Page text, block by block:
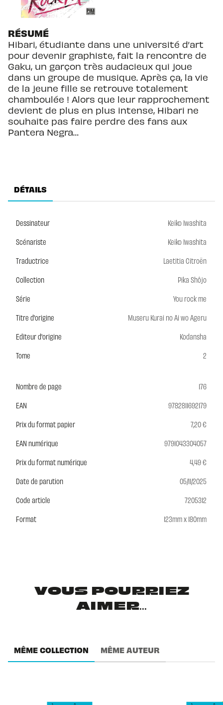
RÉSUMÉ
Hibari, étudiante dans une université d’art
pour devenir graphiste, fait la rencontre de
Gaku, un garçon très audacieux qui joue
dans un groupe de musique. Après ça, la vie
de la jeune fille se retrouve totalement
chamboulée ! Alors que leur rapprochement
devient de plus en plus intense, Hibari ne
souhaite pas faire perdre des fans aux
Pantera Negra…
DÉTAILS
Dessinateur
Keiko Iwashita
Scénariste
Keiko Iwashita
Traductrice
Laetitia Citroën
Collection
Pika Shôjo
Série
You rock me
Titre d'origine
Museru Kurai no Ai wo Ageru
Editeur d'origine
Kodansha
Tome
2
Nombre de page
176
EAN
9782811692179
Prix du format papier
7,20 €
EAN numérique
9791043304057
Prix du format numérique
4,49 €
Date de parution
05/11/2025
Code article
7205312
Format
123mm x 180mm
VOUS POURRIEZ
AIMER...
MÊME COLLECTION MÊME AUTEUR